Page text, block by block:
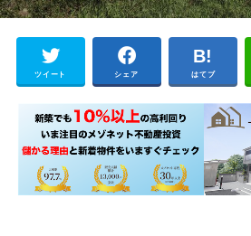
ツイート シェア はてブ